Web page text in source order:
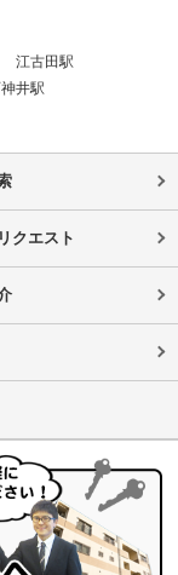
江古田駅
井駅
クエスト